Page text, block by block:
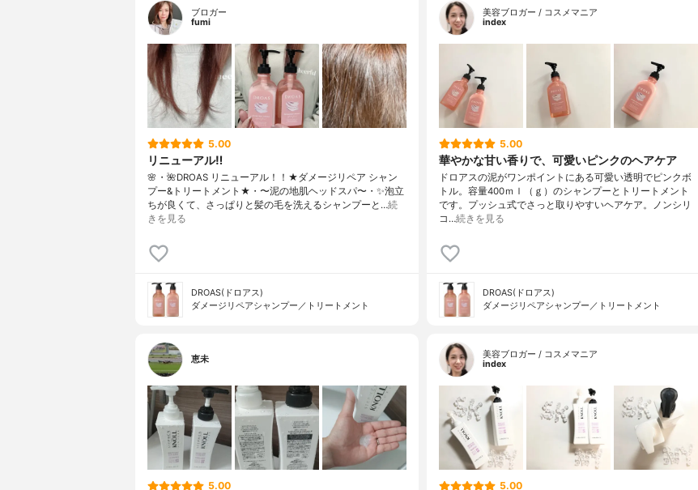
ブロガー
fumi
5.00
リニューアル‼️
🌸・🌺DROAS リニューアル！！★ダメージリペア シャン
プー&トリートメント★・〜泥の地肌ヘッドスパ〜・✨泡立
ちが良くて、さっぱりと髪の毛を洗えるシャンプーと…続
きを見る
DROAS(ドロアス)
ダメージリペアシャンプー／トリートメント
美容ブロガー / コスメマニア
index
5.00
華やかな甘い香りで、可愛いピンクのヘアケア
ドロアスの泥がワンポイントにある可愛い透明でピンクボ
トル。容量400ｍｌ（ｇ）のシャンプーとトリートメント
です。プッシュ式でさっと取りやすいヘアケア。ノンシリ
コ…続きを見る
DROAS(ドロアス)
ダメージリペアシャンプー／トリートメント
恵未
5.00
美容ブロガー / コスメマニア
index
5.00